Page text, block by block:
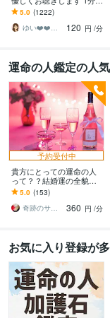
もOK❤️話し相手〜悩み相
談まで何でもOK❗️✅男女可
5.0 (1222)
ゆい❤️❤️癒しの心友
120 円 /分
運命の人鑑定の人
予約受付中
貴方にとっての運命の人
って？？結婚運の全貌を
視ます 【運命の人】霊感
タロットで視る外見的特
徴、年齢、人柄、財運
5.0 (153)
奇跡のサイキッカー 魂の鑑定師 ステラ
360 円 /分
お気に入り登録が